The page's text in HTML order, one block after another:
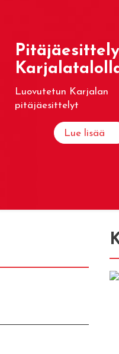
Luovutetun Karjalan
pitäjäesittelyt
Lue lisää